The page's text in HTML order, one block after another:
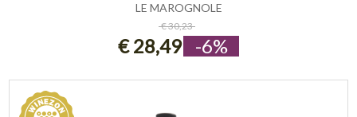
ESAURITO
LE MAROGNOLE
€ 30,23
€ 28,49 -6%